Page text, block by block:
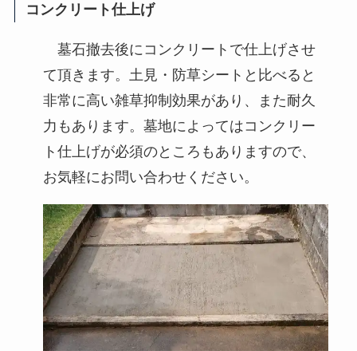
コンクリート仕上げ
墓石撤去後にコンクリートで仕上げさせ
て頂きます。土見・防草シートと比べると
非常に高い雑草抑制効果があり、また耐久
力もあります。墓地によってはコンクリー
ト仕上げが必須のところもありますので、
お気軽にお問い合わせください。